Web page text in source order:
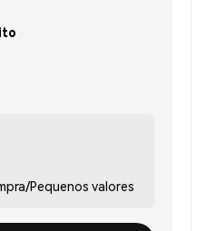
Pequenos valores